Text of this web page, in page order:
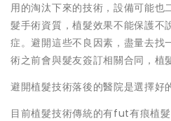
用的淘汰下來的技術，設備可能也
髮手術資質，植髮效果不能保護不
症。避開這些不良因素，盡量去找
術之前會與髮友簽訂相關合同，植
避開植髮技術落後的醫院是選擇好
目前植髮技術傳統的有fut有痕植